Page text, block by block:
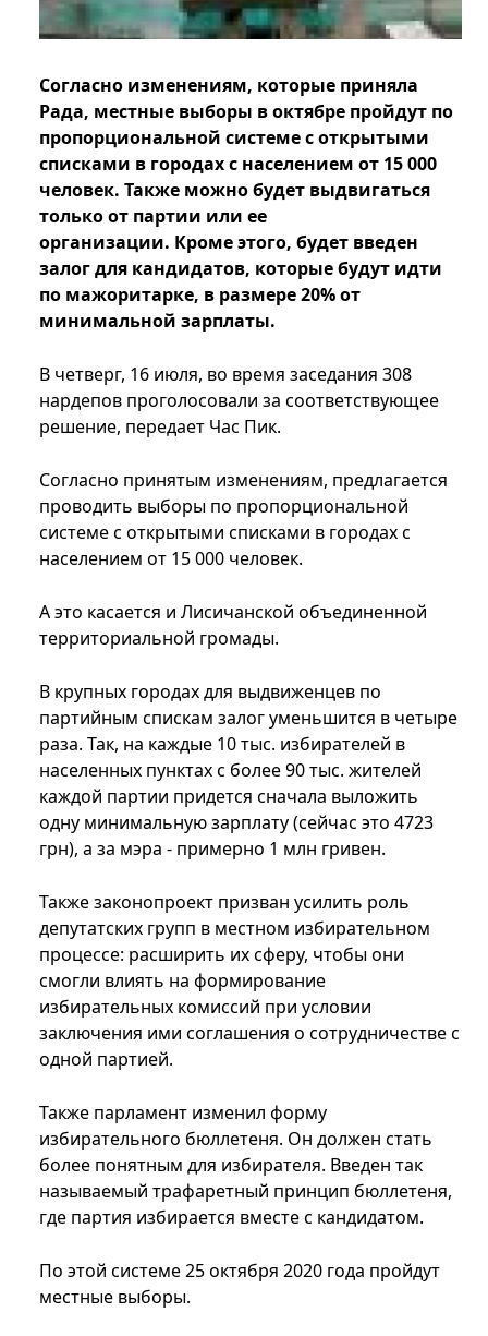
Согласно изменениям, которые приняла
Рада, местные выборы в октябре пройдут по
пропорциональной системе с открытыми
списками в городах с населением от 15 000
человек. Также можно будет выдвигаться
только от партии или ее
организации. Кроме этого, будет введен
залог для кандидатов, которые будут идти
по мажоритарке, в размере 20% от
минимальной зарплаты.
В четверг, 16 июля, во время заседания 308
нардепов проголосовали за соответствующее
решение, передает Час Пик.
Согласно принятым изменениям, предлагается
проводить выборы по пропорциональной
системе с открытыми списками в городах с
населением от 15 000 человек.
А это касается и Лисичанской объединенной
территориальной громады.
В крупных городах для выдвиженцев по
партийным спискам залог уменьшится в четыре
раза. Так, на каждые 10 тыс. избирателей в
населенных пунктах с более 90 тыс. жителей
каждой партии придется сначала выложить
одну минимальную зарплату (сейчас это 4723
грн), а за мэра - примерно 1 млн гривен.
Также законопроект призван усилить роль
депутатских групп в местном избирательном
процессе: расширить их сферу, чтобы они
смогли влиять на формирование
избирательных комиссий при условии
заключения ими соглашения о сотрудничестве с
одной партией.
Также парламент изменил форму
избирательного бюллетеня. Он должен стать
более понятным для избирателя. Введен так
называемый трафаретный принцип бюллетеня,
где партия избирается вместе с кандидатом.
По этой системе 25 октября 2020 года пройдут
местные выборы.